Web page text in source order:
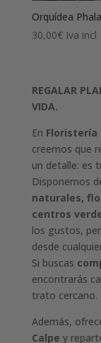
Orquídea
30,00€ Iva incl
REGALAR
VIDA.
En Floristería
creemos que
un detalle: es
Disponemos
naturales,
centros
los gustos,
desde
Si buscas
encontrarás
trato cercano.
Además,
Calpe y